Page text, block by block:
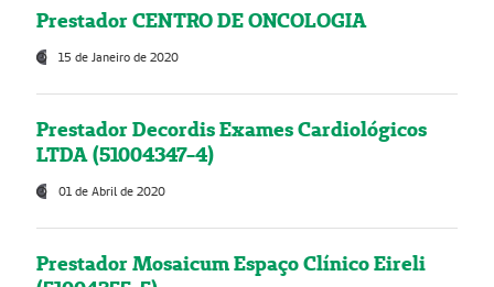
Prestador CENTRO DE ONCOLOGIA
15 de Janeiro de 2020
Prestador Decordis Exames Cardiológicos
LTDA (51004347-4)
01 de Abril de 2020
Prestador Mosaicum Espaço Clínico Eireli